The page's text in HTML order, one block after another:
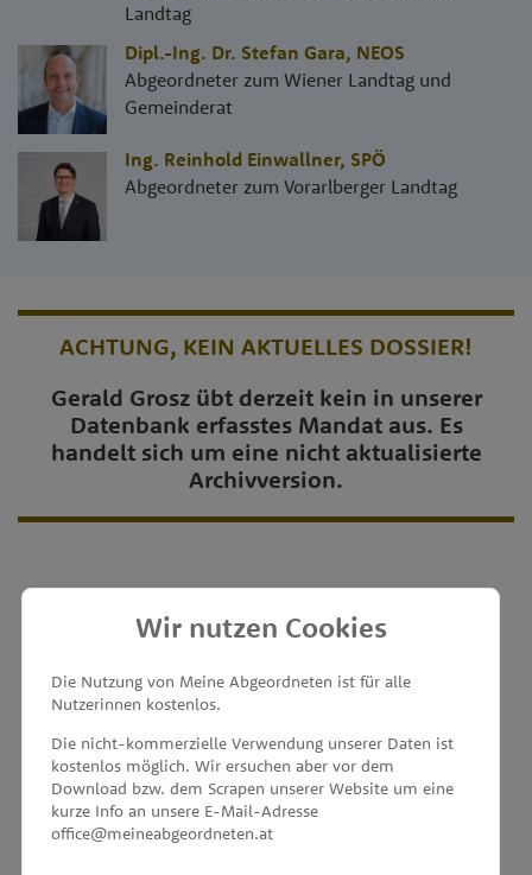
Landtag
Dipl.-Ing. Dr. Stefan Gara, NEOS
Abgeordneter zum Wiener Landtag und
Gemeinderat
Ing. Reinhold Einwallner, SPÖ
Abgeordneter zum Vorarlberger Landtag
ACHTUNG, KEIN AKTUELLES DOSSIER!
Gerald Grosz übt derzeit kein in unserer
Datenbank erfasstes Mandat aus. Es
handelt sich um eine nicht aktualisierte
Archivversion.
MEINE ABGEORDNETEN
unterstützt von
Wir nutzen Cookies
Die Nutzung von Meine Abgeordneten ist für alle
Nutzerinnen kostenlos.
Die nicht-kommerzielle Verwendung unserer Daten ist
kostenlos möglich. Wir ersuchen aber vor dem
Download bzw. dem Scrapen unserer Website um eine
kurze Info an unsere E-Mail-Adresse
office@meineabgeordneten.at